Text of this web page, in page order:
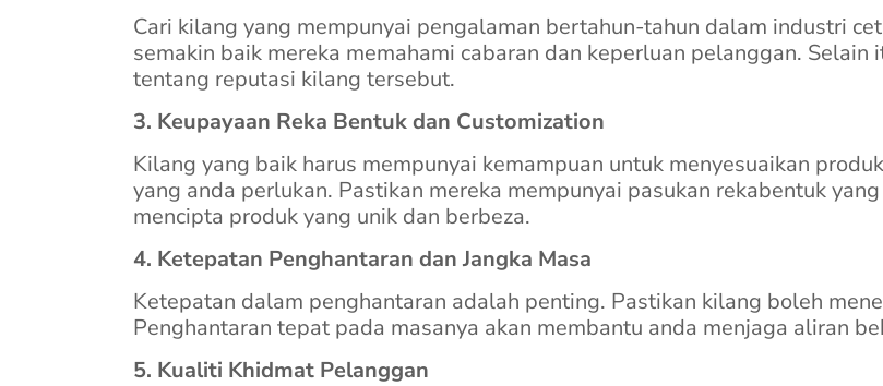
Cari kilang yang mempunyai pengalaman bertahun-tahun dalam industri
semakin baik mereka memahami cabaran dan keperluan pelanggan.
tentang reputasi kilang tersebut.
3. Keupayaan Reka Bentuk dan Customization
Kilang yang baik harus mempunyai kemampuan untuk menyesuaikan
yang anda perlukan. Pastikan mereka mempunyai pasukan rekabentuk
mencipta produk yang unik dan berbeza.
4. Ketepatan Penghantaran dan Jangka Masa
Ketepatan dalam penghantaran adalah penting. Pastikan kilang boleh
Penghantaran tepat pada masanya akan membantu anda menjaga aliran
5. Kualiti Khidmat Pelanggan